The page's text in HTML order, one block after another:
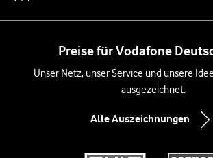
Preise für Vodafone
Unser Netz, unser Service und unsere
ausgezeichnet.
Alle Auszeichnungen